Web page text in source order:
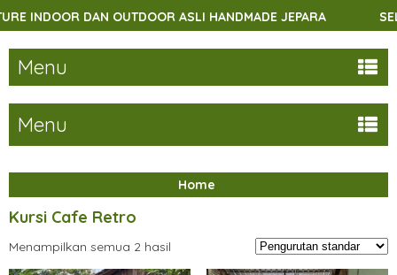
DAN OUTDOOR ASLI HANDMADE JEPARA
Menu
Menu
Home
Kursi Cafe Retro
Menampilkan semua 2 hasil